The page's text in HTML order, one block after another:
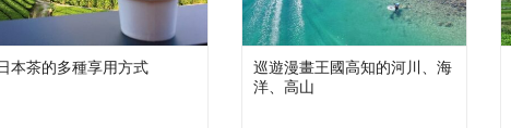
本茶的多種享用方式
巡遊漫畫王國高知的河川、海
洋、高山